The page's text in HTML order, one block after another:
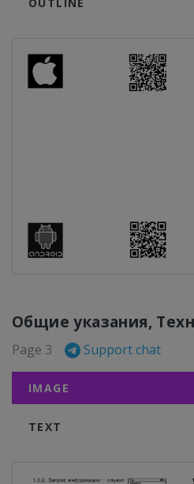
Общие указания,
Page 3 Support chat
IMAGE
TEXT